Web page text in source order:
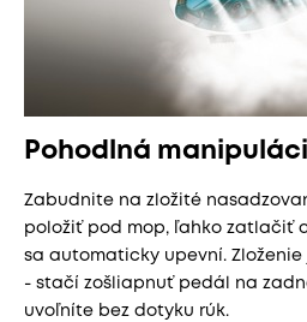
Pohodlná
Zabudnite na zložité
položiť pod mop, ľahko zatlačiť
sa automaticky upevní.
- stačí zošliapnuť pedál na
uvoľníte bez dotyku rúk.